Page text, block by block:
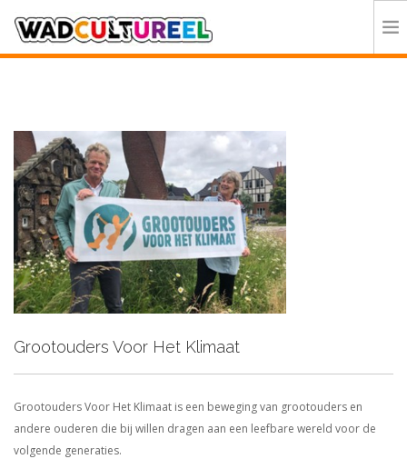
DEELNEMERS
DOE MEE
CONTACT
ORGANISATIE
Grootouders Voor Het Klimaat
Grootouders Voor Het Klimaat is een beweging van grootouders en
andere ouderen die bij willen dragen aan een leefbare wereld voor de
volgende generaties.